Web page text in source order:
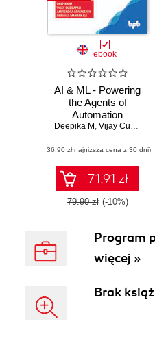
ebook
AI & ML - Powering
the Agents of
Automation
Deepika M , Vijay Cuddapah
(36,90 zł najniższa cena z 30 dni)
71.91 zł
79.90 zł (-10%)
Program
więcej »
Brak